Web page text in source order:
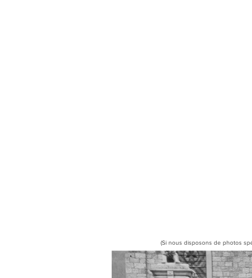
(Si nous disposons de photos